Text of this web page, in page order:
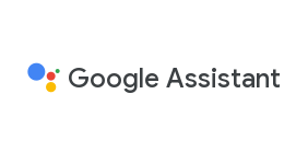
Google Assistant